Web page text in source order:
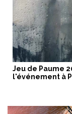
Jeu de Paume
l'événement à